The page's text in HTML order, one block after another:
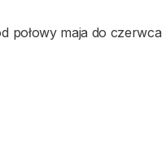
połowy maja do czerwca